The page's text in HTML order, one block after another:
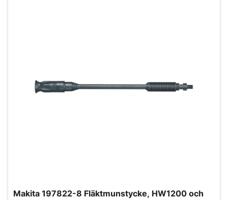
Makita 197822-8 Fläktmunstycke, HW1200 och